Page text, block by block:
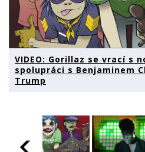
VIDEO: Gorillaz se vrací s
spolupráci s Benjaminem
Trump